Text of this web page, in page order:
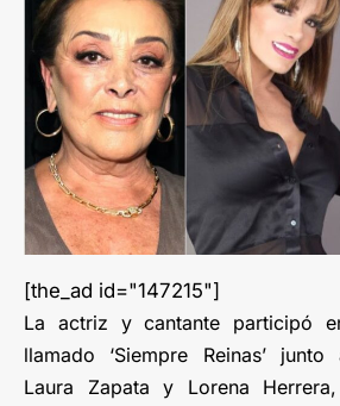
[the_ad id="147215"]
La actriz y cantante participó
llamado ‘Siempre Reinas’
Laura Zapata y Lorena